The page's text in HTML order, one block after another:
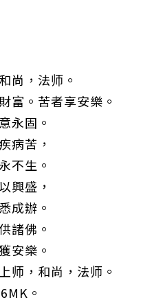
尚，法师。
富。苦者享安樂。
永固。
病苦，
不生。
興盛，
成辦。
諸佛。
安樂。
师，和尚，法师。
。